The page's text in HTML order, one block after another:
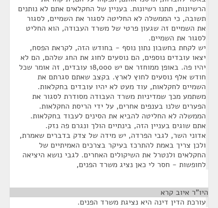
הרשיונות, תתנו רשיונות. בעניין של החקלאים אתם לא נותנים
תשובה, כי הממשלה לא החליטה לסגור את השמיים, לסגור
את השמיים זה שגעון פרטי של משרד העבודה, הוא החליט
לסגור את השמיים.
יש לקחת בחשבון נתון נוסף - בחודש הזה, לקראת הפסח,
יצאו עובדים נוספים, הם נוסעים לחוג את החג שלהם, הם לא
יהיו פה. באופן ממוחזר אם יש 18,000 עובדים, זה אומר שכל
חודש אלף נוסעים לחוץ לארץ. בקצב שאתם סגרתם את
השמיים לחקלאות, עוד מעט לא יהיו עובדים בחקלאות.
משתמע מכך שמדיניות משרד העבודה מסודרת לסגור את
הפערים שלנו בענפים אחרים, על ידי הריסת החקלאות.
הממשלה לא החליטה להביא את הסינים לעבוד בחקלאות.
אתם שוגים בעניין הזה, בינתיים הולך ונגרם פה נזק.
אדוני השר, לגבי הפרדה, יש מידה של צדק בדברים שאמרת,
ולכן צריך באמת להתרכז בעיקר בצרכים האמיתיים של
החקלאים ולנטרל את השיקולים האחרים. לגבי נושא היציאה
לחופשות - חסר לי כאן נציג משרד הפנים,
היו"ר איוב קרא
עורכת הדין דינה היא נציגת משרד הפנים.